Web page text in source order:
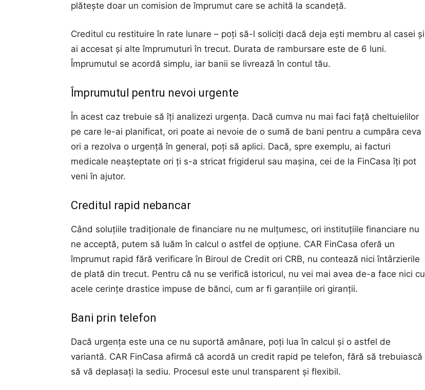
plătește doar un comision de împrumut care se achită la scandeță.
Creditul cu restituire în rate lunare – poți să-l soliciți dacă deja ești membru al casei și
ai accesat și alte împrumuturi în trecut. Durata de rambursare este de 6 luni.
Împrumutul se acordă simplu, iar banii se livrează în contul tău.
Împrumutul pentru nevoi urgente
În acest caz trebuie să îți analizezi urgența. Dacă cumva nu mai faci față cheltuielilor
pe care le-ai planificat, ori poate ai nevoie de o sumă de bani pentru a cumpăra ceva
ori a rezolva o urgență în general, poți să aplici. Dacă, spre exemplu, ai facturi
medicale neașteptate ori ți s-a stricat frigiderul sau mașina, cei de la FinCasa îți pot
veni în ajutor.
Creditul rapid nebancar
Când soluțiile tradiționale de financiare nu ne mulțumesc, ori instituțiile financiare nu
ne acceptă, putem să luăm în calcul o astfel de opțiune. CAR FinCasa oferă un
împrumut rapid fără verificare în Biroul de Credit ori CRB, nu contează nici întârzierile
de plată din trecut. Pentru că nu se verifică istoricul, nu vei mai avea de-a face nici cu
acele cerințe drastice impuse de bănci, cum ar fi garanțiile ori giranții.
Bani prin telefon
Dacă urgența este una ce nu suportă amânare, poți lua în calcul și o astfel de
variantă. CAR FinCasa afirmă că acordă un credit rapid pe telefon, fără să trebuiască
să vă deplasați la sediu. Procesul este unul transparent și flexibil.